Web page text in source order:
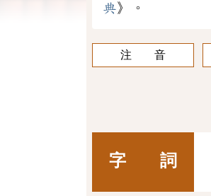
典》。
注 音
字 詞